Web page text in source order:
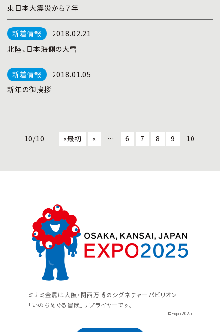
東日本大震災から７年
2018.02.21
北陸、日本海側の大雪
2018.01.05
新年の御挨拶
10/10 «最初 « … 6 7 8 9 10
ミナミ金属は大阪・関西万博のシグネチャーパビリオン
「いのちめぐる冒険」サプライヤーです。
©Expo 2025